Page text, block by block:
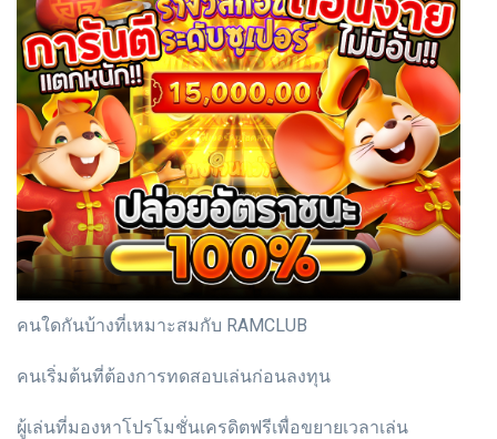
คนใดกันบ้างที่เหมาะสมกับ RAMCLUB
คนเริ่มต้นที่ต้องการทดสอบเล่นก่อนลงทุน
ผู้เล่นที่มองหาโปรโมชั่นเครดิตฟรีเพื่อขยายเวลาเล่น